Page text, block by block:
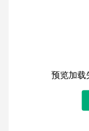
预览加载